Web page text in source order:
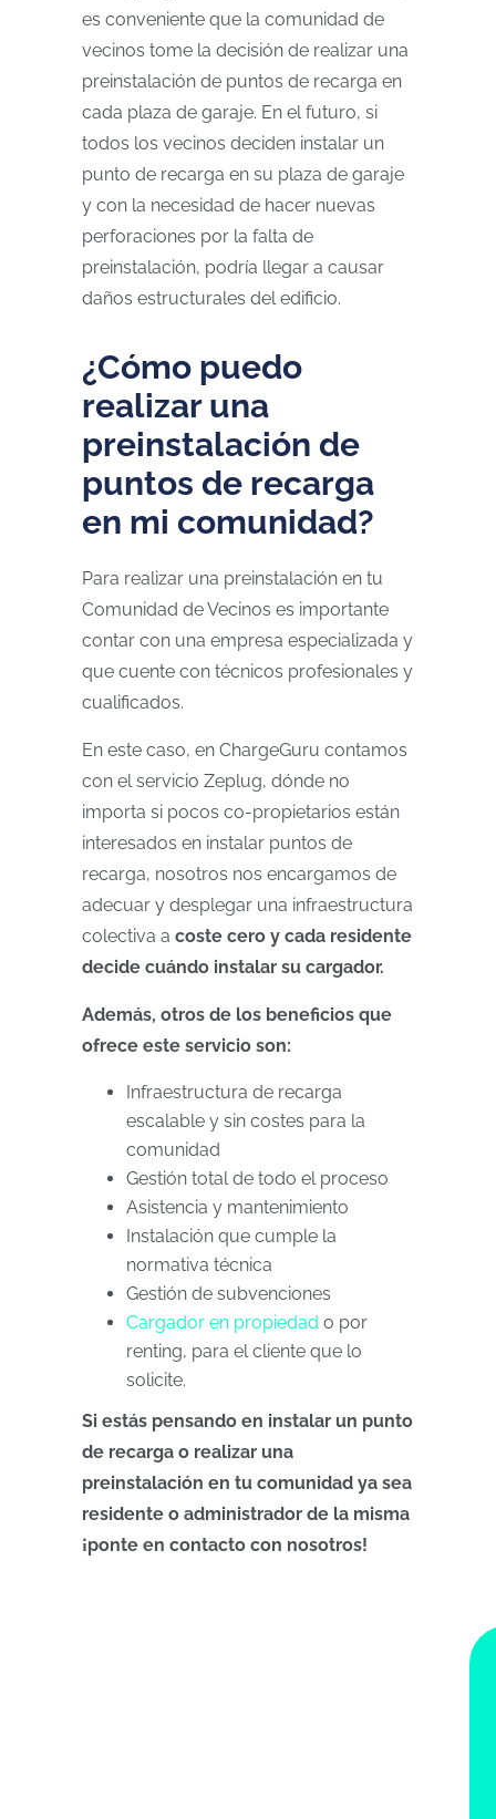
es conveniente que la comunidad de
vecinos tome la decisión de realizar una
preinstalación de puntos de recarga en
cada plaza de garaje. En el futuro, si
todos los vecinos deciden instalar un
punto de recarga en su plaza de garaje
y con la necesidad de hacer nuevas
perforaciones por la falta de
preinstalación, podría llegar a causar
daños estructurales del edificio.
¿Cómo puedo
realizar una
preinstalación de
puntos de recarga
en mi comunidad?
Para realizar una preinstalación en tu
Comunidad de Vecinos es importante
contar con una empresa especializada y
que cuente con técnicos profesionales y
cualificados.
En este caso, en ChargeGuru contamos
con el servicio Zeplug, dónde no
importa si pocos co-propietarios están
interesados en instalar puntos de
recarga, nosotros nos encargamos de
adecuar y desplegar una infraestructura
colectiva a coste cero y cada residente
decide cuándo instalar su cargador.
Además, otros de los beneficios que
ofrece este servicio son:
Infraestructura de recarga
escalable y sin costes para la
comunidad
Gestión total de todo el proceso
Asistencia y mantenimiento
Instalación que cumple la
normativa técnica
Gestión de subvenciones
Cargador en propiedad o por
renting, para el cliente que lo
solicite.
Si estás pensando en instalar un punto
de recarga o realizar una
preinstalación en tu comunidad ya sea
residente o administrador de la misma
¡ponte en contacto con nosotros!